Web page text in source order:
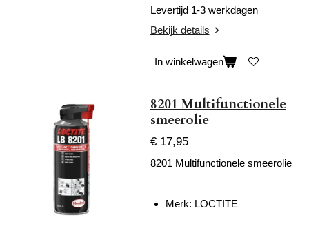
Levertijd 1-3 werkdagen
Bekijk details
In winkelwagen
8201 Multifunctionele
smeerolie
€ 17,95
8201 Multifunctionele smeerolie
Merk: LOCTITE